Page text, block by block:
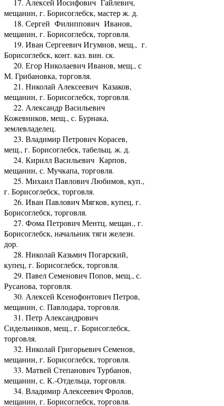
мещанин, г. Борисоглебск, мастер ж. д.
18. Сергей Филиппович Иванов,
мещанин, г. Борисоглебск, торговля.
19. Иван Сергеевич Игумнов, мещ., г.
Борисоглебск, конт. каз. вин. ск.
20. Егор Николаевич Иванов, мещ., с
М. Грибановка, торговля.
21. Николай Алексеевич Казаков,
мещанин, г. Борисоглебск, торговля.
22. Александр Васильевич
Кожевников, мещ., с. Бурнака,
землевладелец.
23. Владимир Петрович Корасев,
мещ., г. Борисоглебск, табельщ. ж. д.
24. Кирилл Васильевич Карпов,
мещанин, с. Мучкапа, торговля.
25. Михаил Павлович Любимов, куп.,
г. Борисоглебск, торговля.
26. Иван Павлович Мягков, купец, г.
Борисоглебск, торговля.
27. Фома Петрович Ментц, мещан., г.
Борисоглебск, начальник тяги железн.
дор.
28. Николай Казьмич Погарский,
купец, г. Борисоглебск, торговля.
29. Павел Семенович Попов, мещ., с.
Русанова, торговля.
30. Алексей Ксенофонтович Петров,
мещанин, с. Павлодара, торговля.
31. Петр Александрович
Сидельников, мещ., г. Борисоглебск,
торговля.
32. Николай Григорьевич Семенов,
мещанин, г. Борисоглебск, торговля.
33. Матвей Степанович Турбанов,
мещанин, с. К.-Отдельца, торговля.
34. Владимир Алексеевич Фролов,
мещанин, г. Борисоглебск, торговля.